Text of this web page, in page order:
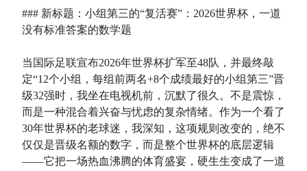
### 新标题：小组第三的“复活赛”：2026世界杯，一道
没有标准答案的数学题
当国际足联宣布2026年世界杯扩军至48队，并最终敲
定“12个小组，每组前两名+8个成绩最好的小组第三”晋
级32强时，我坐在电视机前，沉默了很久。不是震惊，
而是一种混合着兴奋与忧虑的复杂情绪。作为一个看了
30年世界杯的老球迷，我深知，这项规则改变的，绝不
仅仅是晋级名额的数字，而是整个世界杯的底层逻辑
——它把一场热血沸腾的体育盛宴，硬生生变成了一道